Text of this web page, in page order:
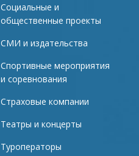
Социальные и
общественные проекты
СМИ и издательства
Спортивные мероприятия
и соревнования
Страховые компании
Театры и концерты
Туроператоры